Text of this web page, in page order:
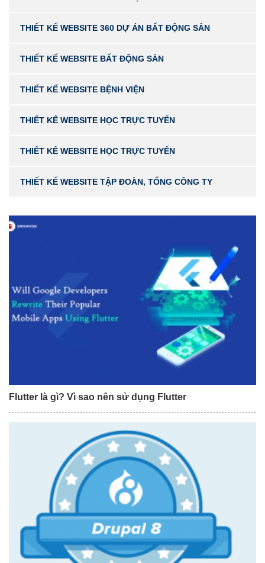
THIẾT KẾ WEBSITE 360 DỰ ÁN BẤT ĐỘNG SẢN
THIẾT KẾ WEBSITE BẤT ĐỘNG SẢN
THIẾT KẾ WEBSITE BỆNH VIỆN
THIẾT KẾ WEBSITE HỌC TRỰC TUYẾN
THIẾT KẾ WEBSITE HỌC TRỰC TUYẾN
THIẾT KẾ WEBSITE TẬP ĐOÀN, TỔNG CÔNG TY
Flutter là gì? Vì sao nên sử dụng Flutter